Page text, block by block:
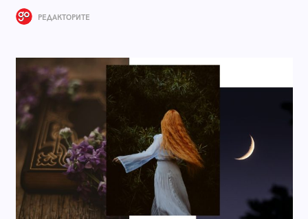
РЕДАКТОРИТЕ